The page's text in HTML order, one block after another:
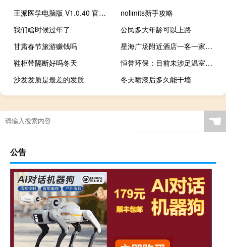
王派医学电脑版 V1.0.40 官方PC版（王派医学电脑版 V1.0.40 官方PC版功能简介）
nolimits新手攻略
我们啥时候过年了
公民多大年龄可以上路
甘肃春节旅游赚钱吗
星海广场附近酒店一客一家（星海广场附近酒店）
鞋柜带隔断好吗冬天
恒誉环保：目前未涉足温室超导方面的业务或者技术
沙发发质是最差的发质
冬天喷漆后多久能干墙
☚
公告